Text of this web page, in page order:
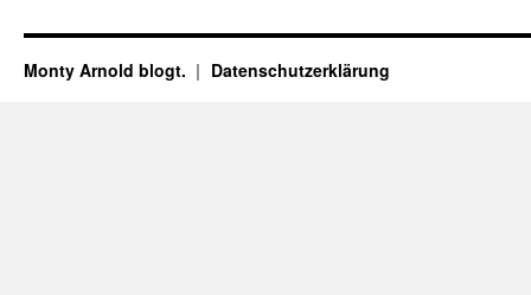
Monty Arnold blogt. Datenschutz­erklärung